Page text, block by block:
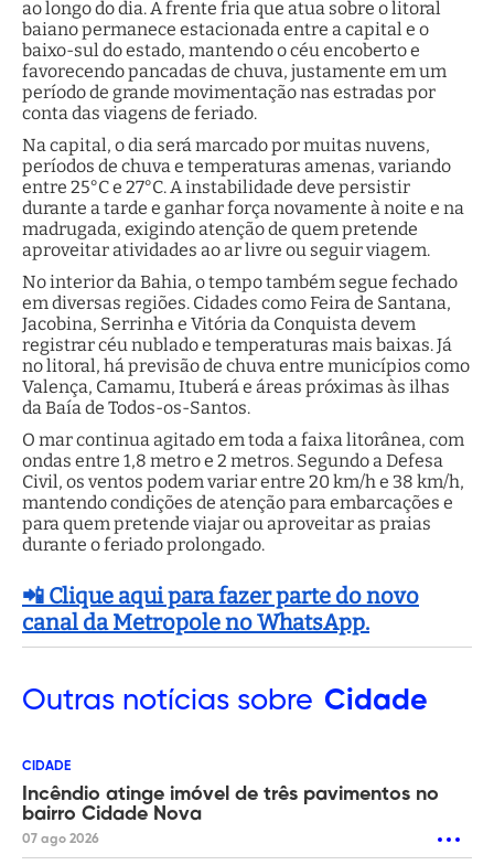
ao longo do dia. A frente fria que atua sobre o litoral
baiano permanece estacionada entre a capital e o
baixo-sul do estado, mantendo o céu encoberto e
favorecendo pancadas de chuva, justamente em um
período de grande movimentação nas estradas por
conta das viagens de feriado.
Na capital, o dia será marcado por muitas nuvens,
períodos de chuva e temperaturas amenas, variando
entre 25°C e 27°C. A instabilidade deve persistir
durante a tarde e ganhar força novamente à noite e na
madrugada, exigindo atenção de quem pretende
aproveitar atividades ao ar livre ou seguir viagem.
No interior da Bahia, o tempo também segue fechado
em diversas regiões. Cidades como Feira de Santana,
Jacobina, Serrinha e Vitória da Conquista devem
registrar céu nublado e temperaturas mais baixas. Já
no litoral, há previsão de chuva entre municípios como
Valença, Camamu, Ituberá e áreas próximas às ilhas
da Baía de Todos-os-Santos.
O mar continua agitado em toda a faixa litorânea, com
ondas entre 1,8 metro e 2 metros. Segundo a Defesa
Civil, os ventos podem variar entre 20 km/h e 38 km/h,
mantendo condições de atenção para embarcações e
para quem pretende viajar ou aproveitar as praias
durante o feriado prolongado.
📲 Clique aqui para fazer parte do novo
canal da Metropole no WhatsApp.
Outras notícias sobre Cidade
CIDADE
Incêndio atinge imóvel de três pavimentos no
bairro Cidade Nova
07 ago 2026